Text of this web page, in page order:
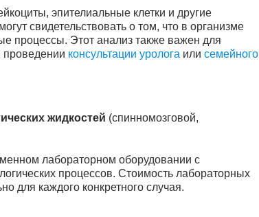
эпителиальные клетки и другие
свидетельствовать о том, что в организме
процессы. Этот анализ также важен для
проведении консультации уролога или семейного
жидкостей (спинномозговой,
лабораторном оборудовании с
процессов. Стоимость лабораторных
для каждого конкретного случая.